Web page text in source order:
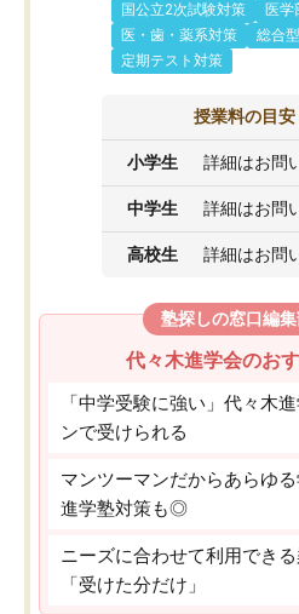
国公立2次試験対策
医学
医・歯・薬系対策
総合
定期テスト対策
授業料の目安
小学生 詳細はお問
中学生 詳細はお問
高校生 詳細はお問
塾探しの窓口編
代々木進学会のお
「中学受験に強い」代々木
ンで受けられる
マンツーマンだからあらゆ
進学塾対策も◎
ニーズに合わせて利用でき
「受けた分だけ」